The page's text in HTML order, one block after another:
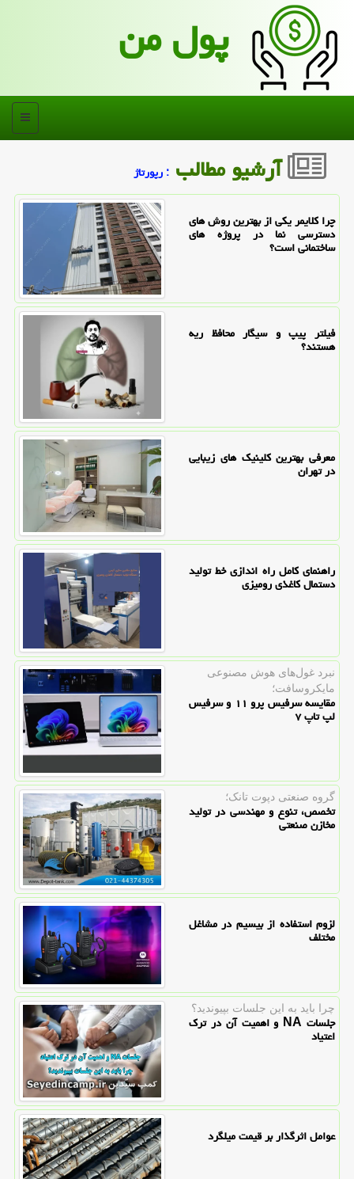
پول من
منو
آرشیو مطالب : رپورتاژ
چرا کلایمر یکی از بهترین روش های
دسترسی نما در پروژه های
ساختمانی است؟
فیلتر پیپ و سیگار محافظ ریه
هستند؟
معرفی بهترین کلینیک های زیبایی
در تهران
راهنمای کامل راه اندازی خط تولید
دستمال کاغذی رومیزی
نبرد غول‌های هوش مصنوعی
مایکروسافت؛
مقایسه سرفیس پرو ۱۱ و سرفیس
لپ تاپ ۷
گروه صنعتی دپوت تانک؛
تخصص، تنوع و مهندسی در تولید
مخازن صنعتی
لزوم استفاده از بیسیم در مشاغل
مختلف
چرا باید به این جلسات بپیوندید؟
جلسات NA و اهمیت آن در ترک
اعتیاد
عوامل اثرگذار بر قیمت میلگرد